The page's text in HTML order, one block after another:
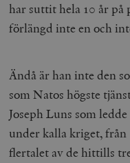
har suttit hela 10 år på
förlängd inte en och
Ändå är han inte den
som Natos högste
Joseph Luns som
under kalla kriget,
flertalet av de hittills